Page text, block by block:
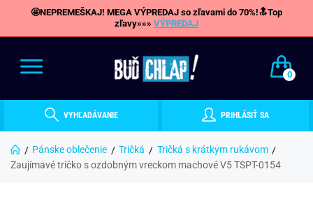
🤩NEPREMEŠKAJ! MEGA VÝPREDAJ so zľavami do 70%!🔝Top
zľavy»»» VÝPREDAJ
0
VYHĽADÁVANIE PRIHLÁSIŤ SA
Pánske oblečenie Tričká
Tričká s krátkym rukávom
Zaujímavé tričko s ozdobným vreckom machové V5 TSPT-0154